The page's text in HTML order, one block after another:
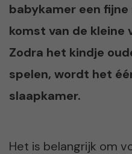
babykamer een
komst van de kleine
Zodra het kindje
spelen, wordt het
slaapkamer.
Het is belangrijk om